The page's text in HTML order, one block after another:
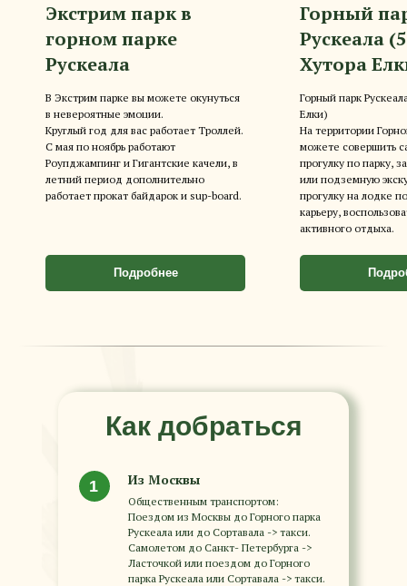
Экстрим парк в
горном парке
Рускеала
В Экстрим парке вы можете окунуться
в невероятные эмоции.
Круглый год для вас работает Троллей.
С мая по ноябрь работают
Роупджампинг и Гигантские качели, в
летний период дополнительно
работает прокат байдарок и sup-board.
Подробнее
Горный
Рускеала
Хутора
Горный парк
Елки)
На территории
можете совершить
прогулку по парку,
или подземную
прогулку на лодке
карьеру,
активного отдыха.
Общественным транспортом:
Поездом из Москвы до Горного парка
Рускеала или до Сортавала -> такси.
Самолетом до Санкт- Петербурга ->
Ласточкой или поездом до Горного
парка Рускеала или Сортавала -> такси.
Из Москвы
1
Как добраться